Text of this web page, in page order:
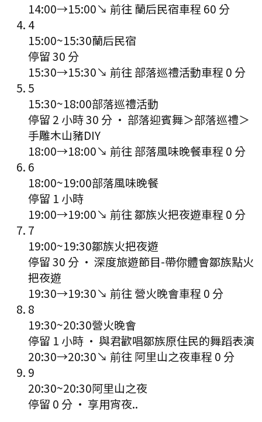
14:00→15:00↘ 前往 蘭后民宿車程 60 分
4
15:00~15:30蘭后民宿
停留 30 分
15:30→15:30↘ 前往 部落巡禮活動車程 0 分
5
15:30~18:00部落巡禮活動
停留 2 小時 30 分 · 部落迎賓舞＞部落巡禮＞
手雕木山豬DIY
18:00→18:00↘ 前往 部落風味晚餐車程 0 分
6
18:00~19:00部落風味晚餐
停留 1 小時
19:00→19:00↘ 前往鄒族火把夜遊車程 0 分
7
19:00~19:30鄒族火把夜遊
停留 30 分 · 深度旅遊節目-帶你體會鄒族點火
把夜遊
19:30→19:30↘ 前往 營火晚會車程 0 分
8
19:30~20:30營火晚會
停留 1 小時 · 與君歡唱鄒族原住民的舞蹈表演
20:30→20:30↘ 前往 阿里山之夜車程 0 分
9
20:30~20:30阿里山之夜
停留 0 分 · 享用宵夜..